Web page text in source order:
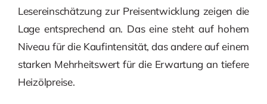
Lesereinschätzung zur Preisentwicklung zeigen die
Lage entsprechend an. Das eine steht auf hohem
Niveau für die Kaufintensität, das andere auf einem
starken Mehrheitswert für die Erwartung an tiefere
Heizölpreise.